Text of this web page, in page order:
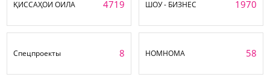
ҚИССАҲОИ ОИЛА 4719 ШОУ - БИЗНЕС 1970
Спецпроекты 8 НОМНОМА 58